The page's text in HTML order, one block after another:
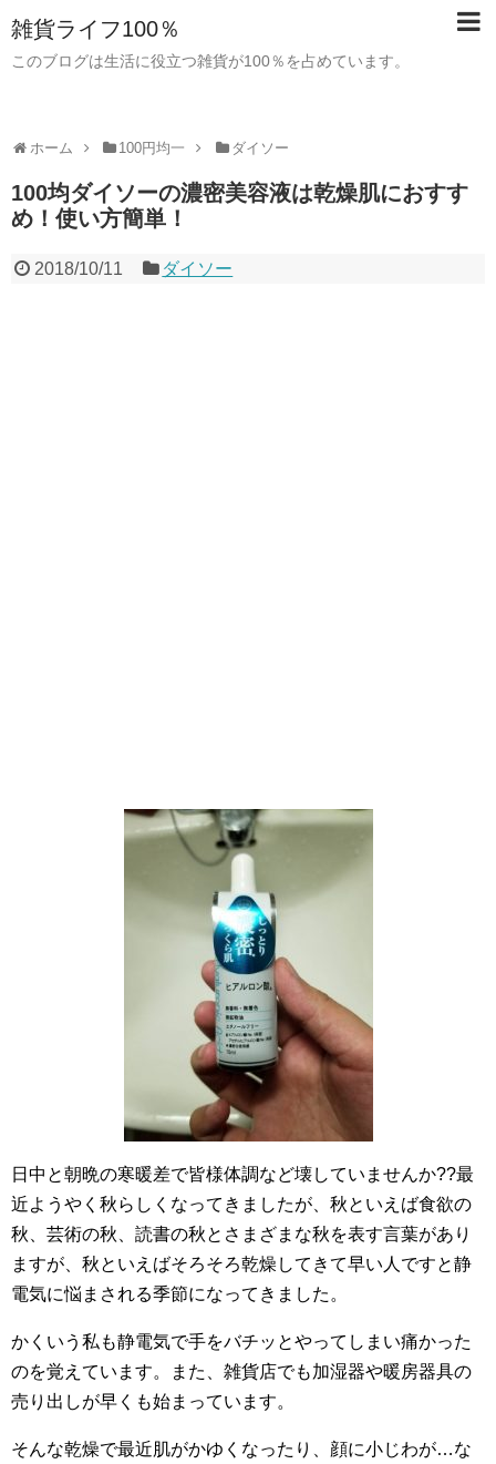
雑貨ライフ100％
このブログは生活に役立つ雑貨が100％を占めています。
ホーム 100円均一 ダイソー
100均ダイソーの濃密美容液は乾燥肌におすす
め！使い方簡単！
2018/10/11 ダイソー
日中と朝晩の寒暖差で皆様体調など壊していませんか??最
近ようやく秋らしくなってきましたが、秋といえば食欲の
秋、芸術の秋、読書の秋とさまざまな秋を表す言葉があり
ますが、秋といえばそろそろ乾燥してきて早い人ですと静
電気に悩まされる季節になってきました。
かくいう私も静電気で手をバチッとやってしまい痛かった
のを覚えています。また、雑貨店でも加湿器や暖房器具の
売り出しが早くも始まっています。
そんな乾燥で最近肌がかゆくなったり、顔に小じわが…な